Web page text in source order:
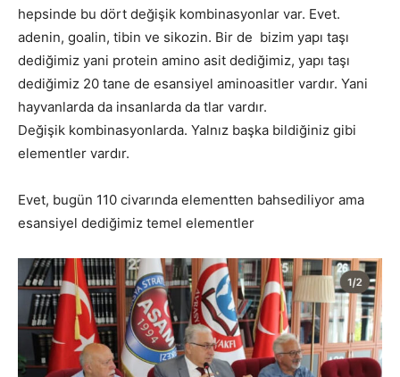
hepsinde bu dört değişik kombinasyonlar var. Evet.
adenin, goalin, tibin ve sikozin. Bir de bizim yapı taşı
dediğimiz yani protein amino asit dediğimiz, yapı taşı
dediğimiz 20 tane de esansiyel aminoasitler vardır. Yani
hayvanlarda da insanlarda da tlar vardır.
Değişik kombinasyonlarda. Yalnız başka bildiğiniz gibi
elementler vardır.
Evet, bugün 110 civarında elementten bahsediliyor ama
esansiyel dediğimiz temel elementler